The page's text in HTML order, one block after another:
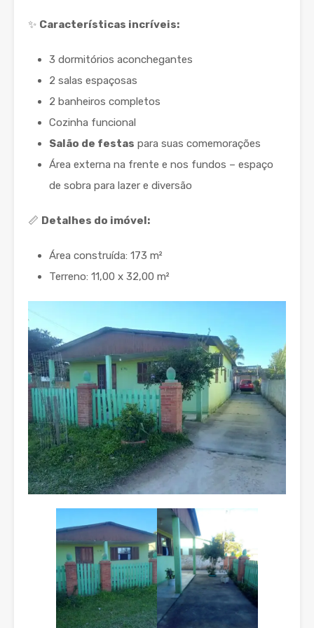
✨ Características incríveis:
3 dormitórios aconchegantes
2 salas espaçosas
2 banheiros completos
Cozinha funcional
Salão de festas para suas comemorações
Área externa na frente e nos fundos – espaço
de sobra para lazer e diversão
📏 Detalhes do imóvel:
Área construída: 173 m²
Terreno: 11,00 x 32,00 m²